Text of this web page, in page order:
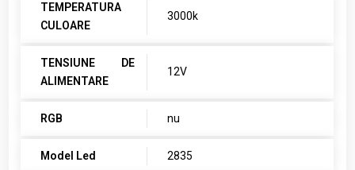
TEMPERATURA
CULOARE
3000k
TENSIUNE DE
ALIMENTARE
12V
RGB nu
Model Led 2835